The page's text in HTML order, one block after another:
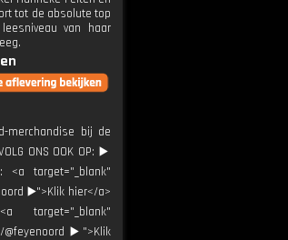
tot de absolute top
van haar
merchandise bij de
ONS OOK OP: ▶️
<a target="_blank"
▶️">Klik hier</a>
target="_blank"
▶️">Klik